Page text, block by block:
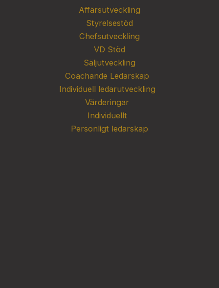
Affärsutveckling
Styrelsestöd
Chefsutveckling
VD Stöd
Säljutveckling
Coachande Ledarskap
Individuell ledarutveckling
Värderingar
Individuellt
Personligt ledarskap